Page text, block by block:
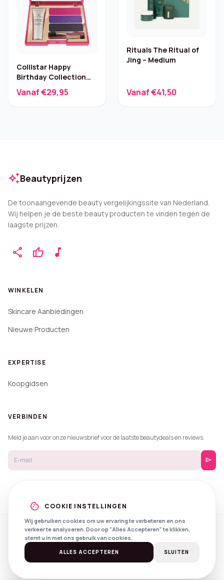
Collistar Happy
Birthday Collection
Oogschaduwpalet – 1
st
Vanaf €29,95
Rituals The Ritual of
Jing – Medium
Vanaf €41,50
auto_awesomeBeautyprijzen
De toonaangevende beauty vergelijkingssite van Nederland.
Wij helpen je de beste beauty producten te vinden tegen de
laagste prijzen.
share thumb_up music_note
WINKELEN
Skincare Aanbiedingen
Nieuwe Producten
EXPERTISE
Koopgidsen
VERBINDEN
Meld je aan voor onze nieuwsbrief voor de laatste beautydeals en reviews.
send
© 2026 Beautyprijzen.
Created with
byNXS Digital
SpotlightsPrivacyVoorwaarden
cookie COOKIE INSTELLINGEN
Wij gebruiken cookies om uw ervaring te verbeteren en ons
verkeer te analyseren. Door op "Alles Accepteren" te klikken,
stemt u in met ons gebruik van cookies.
ALLES ACCEPTEREN SLUITEN